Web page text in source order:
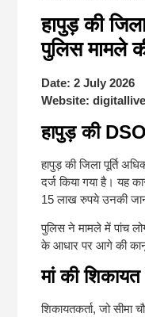
हापुड़ की
पुलिस मामले
Date: 2 July 2026
Website:
हापुड़ की
हापुड़ की जिला पूर्ति
दर्ज किया गया है। यह
15 लाख रुपये उनकी
पुलिस ने मामले में पांच
के आधार पर आगे की
मां की
शिकायतकर्ता, जो